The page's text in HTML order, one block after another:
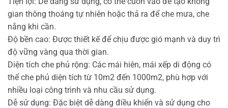
gian thông thoáng tự nhiên hoặc thả ra để che mưa, che
nắng khi cần.
Độ bền cao: Được thiết kế để chịu được gió mạnh và duy trì
độ vững vàng qua thời gian.
Diện tích che phủ rộng: Các mái hiên, mái xếp di động có
thể che phủ diện tích từ 10m2 đến 1000m2, phù hợp với
nhiều loại công trình và nhu cầu sử dụng.
Dễ sử dụng: Đặc biệt dễ dàng điều khiển và sử dụng cho